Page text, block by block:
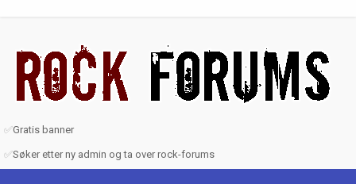
✅Gratis banner
✅Søker etter ny admin og ta over rock-forums